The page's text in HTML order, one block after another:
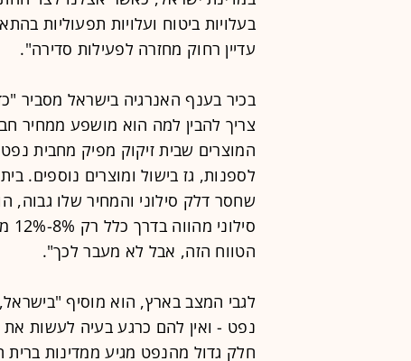
בעלויות ביטוח ועלויות תפעוליות
עדיין רחוק מחזרה לפעילות סדירה".
בכיר בענף האנרגיה בישראל מסביר
צריך להבין למה הוא מושפע ממחיר
המוצרים שבית זיקוק מפיק מחבית
לספנות, גז בישול ומוצרים נוספים.
שחסר דלק סילוני והמחיר שלו גבוה,
הטווח הזה, אבל לא מעבר לכך".
לגבי המצב בארץ, הוא מוסיף
נפט - ואין להם כרגע בעיה לעשות
חלק גדול מהנפט מגיע ממדינות ברית